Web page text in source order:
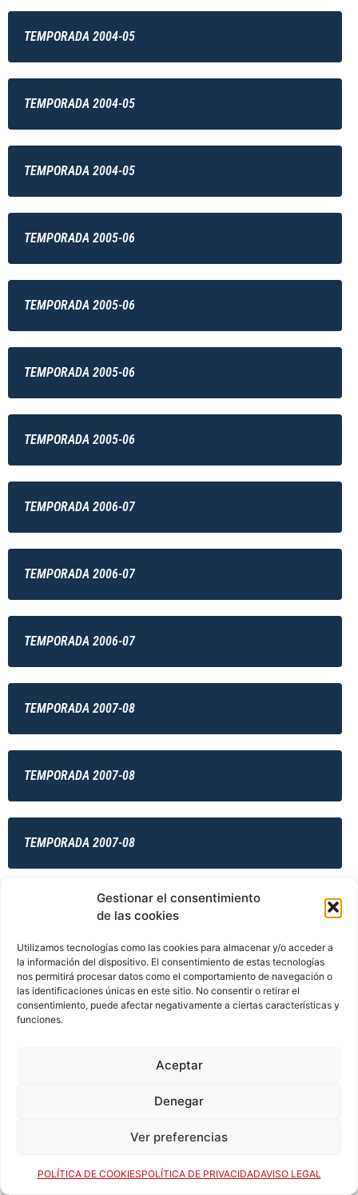
Gestionar el consentimiento
de las cookies
Utilizamos tecnologías como las cookies para almacenar y/o acceder a
la información del dispositivo. El consentimiento de estas tecnologías
nos permitirá procesar datos como el comportamiento de navegación o
las identificaciones únicas en este sitio. No consentir o retirar el
consentimiento, puede afectar negativamente a ciertas características y
funciones.
Aceptar
Denegar
Ver preferencias
POLÍTICA DE COOKIESPOLÍTICA DE PRIVACIDADAVISO LEGAL
TEMPORADA 2004-05
TEMPORADA 2004-05
TEMPORADA 2004-05
TEMPORADA 2005-06
TEMPORADA 2005-06
TEMPORADA 2005-06
TEMPORADA 2005-06
TEMPORADA 2006-07
TEMPORADA 2006-07
TEMPORADA 2006-07
TEMPORADA 2007-08
TEMPORADA 2007-08
TEMPORADA 2007-08
TEMPORADA 2007-08
TEMPORADA 2008-09
TEMPORADA 2008-09